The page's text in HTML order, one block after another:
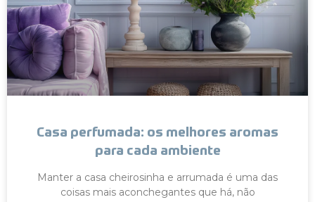
Casa perfumada: os melhores aromas
para cada ambiente
Manter a casa cheirosinha e arrumada é uma das
coisas mais aconchegantes que há, não